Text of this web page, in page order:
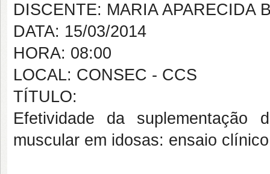
DISCENTE: MARIA APARECIDA
DATA: 15/03/2014
HORA: 08:00
LOCAL: CONSEC - CCS
TÍTULO:
Efetividade da
muscular em idosas: ensaio